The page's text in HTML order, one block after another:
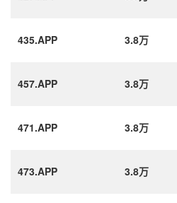
435.APP 3.8万
457.APP 3.8万
471.APP 3.8万
473.APP 3.8万